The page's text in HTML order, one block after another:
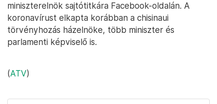
miniszterelnök sajtótitkára Facebook-oldalán. A
koronavírust elkapta korábban a chisinaui
törvényhozás házelnöke, több miniszter és
parlamenti képviselő is.
(ATV)